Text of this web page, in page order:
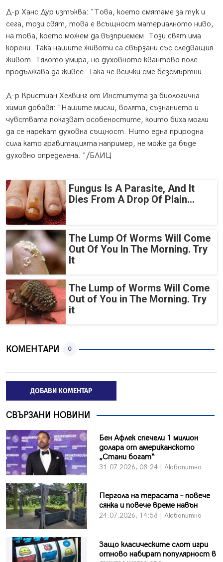
Д-р Ханс Дур изтъква: "Това, което смятаме за тук и
сега, този свят, това е всъщност материалното ниво,
на това, което можем да възприемем. Този свят има
корени. Така нашите животи са свързани със следващия
живот. Тялото умира, но духовното квантово поле
продължава да живее. Така че всички сме безсмъртни.
Д-р Кристиан Хелвинг от Института за биологична
химия добавя: "Нашите мисли, волята, съзнанието и
чувствата показват особеностите, които биха могли
да се нарекат духовна същност. Нито една природна
сила като гравитацията например, не може да бъде
духовно определена. "/БЛИЦ
Fungus Is A Parasite, And It
Dies From A Drop Of Plain...
The Lump Of Worms Will Come
Out Of You In The Morning. Try
It
The Lump of Worms Will Come
Out of You in The Morning. Try
it
КОМЕНТАРИ 0
ДОБАВИ КОМЕНТАР
СВЪРЗАНИ НОВИНИ
Бен Афлек спечели 1 милион
долара от американското
„Стани богат“
31.07.2026, 08:24 | Любопитно
Пергола на терасата – повече
сянка и повече време навън
24.07.2026, 14:58 | Любопитно
Защо класическите слот игри
отново набират популярност в